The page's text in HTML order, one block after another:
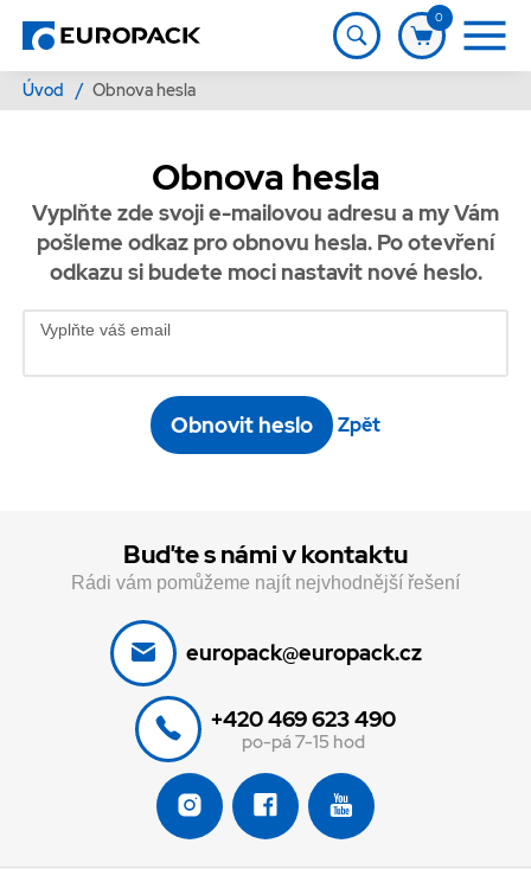
0
Úvod / Obnova hesla
Obnova hesla
Vyplňte zde svoji e-mailovou adresu a my Vám
pošleme odkaz pro obnovu hesla. Po otevření
odkazu si budete moci nastavit nové heslo.
Vyplňte váš email
Obnovit heslo Zpět
Buďte s námi v kontaktu
Rádi vám pomůžeme najít nejvhodnější řešení
europack@europack.cz
+420 469 623 490
po-pá 7-15 hod